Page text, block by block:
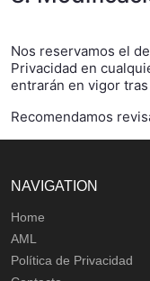
Nos reservamos el
Privacidad en
entrarán en vigor
Recomendamos
NAVIGATION
Home
AML
Política de Privacidad